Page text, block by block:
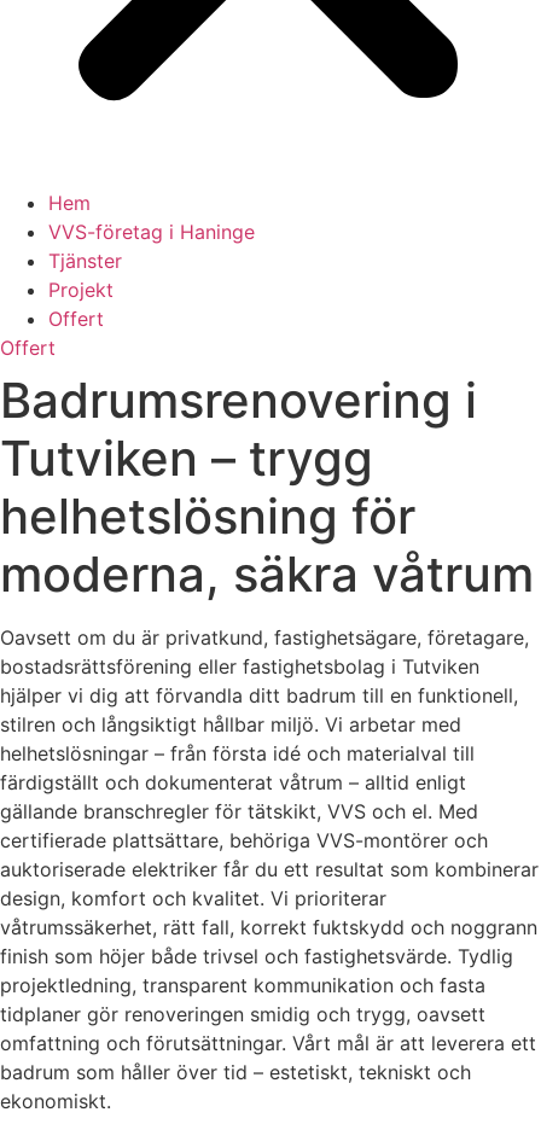
Hem
VVS-företag i Haninge
Tjänster
Projekt
Offert
Offert
Badrumsrenovering i
Tutviken – trygg
helhetslösning för
moderna, säkra våtrum
Oavsett om du är privatkund, fastighetsägare, företagare,
bostadsrättsförening eller fastighetsbolag i Tutviken
hjälper vi dig att förvandla ditt badrum till en funktionell,
stilren och långsiktigt hållbar miljö. Vi arbetar med
helhetslösningar – från första idé och materialval till
färdigställt och dokumenterat våtrum – alltid enligt
gällande branschregler för tätskikt, VVS och el. Med
certifierade plattsättare, behöriga VVS-montörer och
auktoriserade elektriker får du ett resultat som kombinerar
design, komfort och kvalitet. Vi prioriterar
våtrumssäkerhet, rätt fall, korrekt fuktskydd och noggrann
finish som höjer både trivsel och fastighetsvärde. Tydlig
projektledning, transparent kommunikation och fasta
tidplaner gör renoveringen smidig och trygg, oavsett
omfattning och förutsättningar. Vårt mål är att leverera ett
badrum som håller över tid – estetiskt, tekniskt och
ekonomiskt.